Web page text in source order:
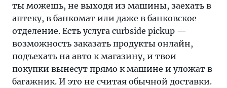
ты можешь, не выходя из машины, заехать в
аптеку, в банкомат или даже в банковское
отделение. Есть услуга curbside pickup —
возможность заказать продукты онлайн,
подъехать на авто к магазину, и твои
покупки вынесут прямо к машине и уложат в
багажник. И это не считая обычной доставки.